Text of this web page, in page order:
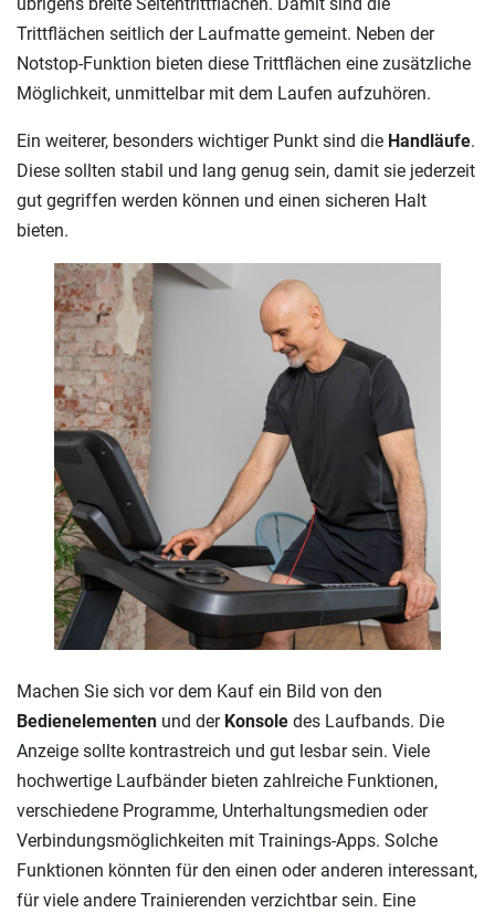
Trittflächen seitlich der Laufmatte gemeint. Neben der
Notstop-Funktion bieten diese Trittflächen eine zusätzliche
Möglichkeit, unmittelbar mit dem Laufen aufzuhören.
Ein weiterer, besonders wichtiger Punkt sind die Handläufe.
Diese sollten stabil und lang genug sein, damit sie jederzeit
gut gegriffen werden können und einen sicheren Halt
bieten.
Machen Sie sich vor dem Kauf ein Bild von den
Bedienelementen und der Konsole des Laufbands. Die
Anzeige sollte kontrastreich und gut lesbar sein. Viele
hochwertige Laufbänder bieten zahlreiche Funktionen,
verschiedene Programme, Unterhaltungsmedien oder
Verbindungsmöglichkeiten mit Trainings-Apps. Solche
Funktionen könnten für den einen oder anderen interessant,
für viele andere Trainierenden verzichtbar sein. Eine